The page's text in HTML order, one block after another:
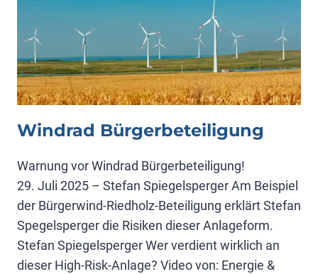
Windrad Bürgerbeteiligung
Warnung vor Windrad Bürgerbeteiligung!
29. Juli 2025 – Stefan Spiegelsperger Am Beispiel
der Bürgerwind-Riedholz-Beteiligung erklärt Stefan
Spegelsperger die Risiken dieser Anlageform.
Stefan Spiegelsperger Wer verdient wirklich an
dieser High-Risk-Anlage? Video von: Energie &